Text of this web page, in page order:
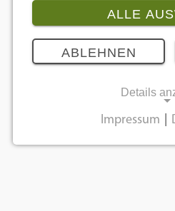
ALLE
ABLEHNEN
Details
Impressum